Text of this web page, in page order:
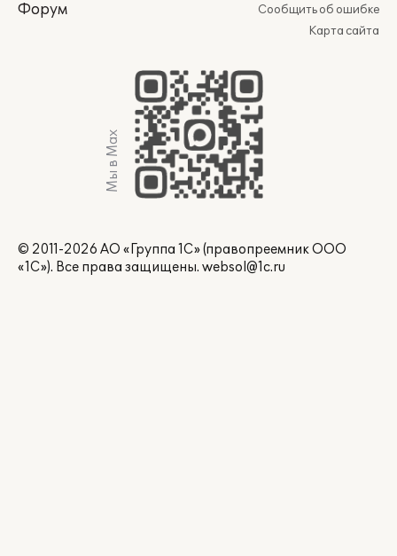
Форум
Сообщить об ошибке
Карта сайта
Мы в Max
© 2011-2026 АО «Группа 1С» (правопреемник ООО
«1С»). Все права защищены. websol@1c.ru